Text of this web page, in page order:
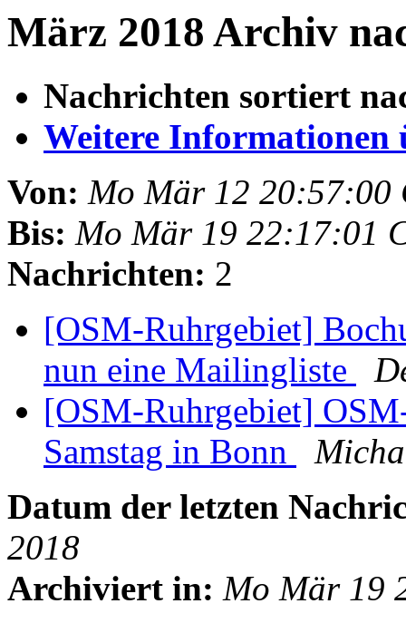
März 2018 Archiv
Nachrichten sortiert
Weitere Informationen
Von: Mo Mär 12 20:57:00
Bis: Mo Mär 19 22:17:01
Nachrichten: 2
[OSM-Ruhrgebiet]
nun eine Mailingliste
[OSM-Ruhrgebiet]
Samstag in Bonn
Datum der letzten
2018
Archiviert in: Mo Mär 19